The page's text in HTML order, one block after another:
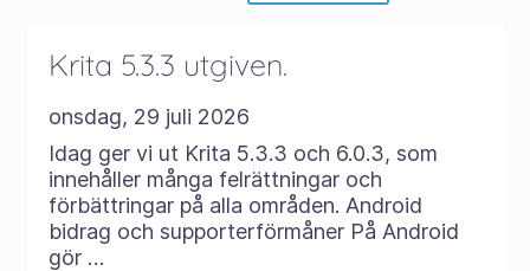
Krita 5.3.3 utgiven.
onsdag, 29 juli 2026
Idag ger vi ut Krita 5.3.3 och 6.0.3, som
innehåller många felrättningar och
förbättringar på alla områden. Android
bidrag och supporterförmåner På Android
gör …